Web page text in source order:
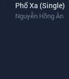
Phố Xa (Single)
Nguyễn Hồng Ân